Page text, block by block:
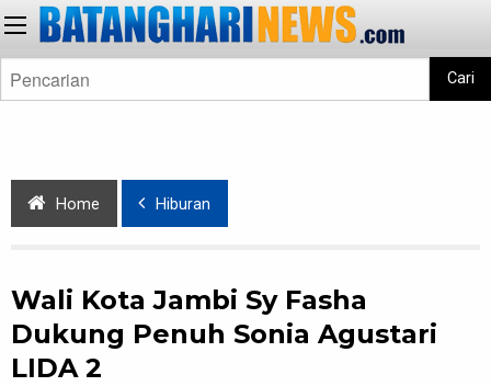
Cari
Home Hiburan
Wali Kota Jambi Sy Fasha
Dukung Penuh Sonia Agustari
LIDA 2